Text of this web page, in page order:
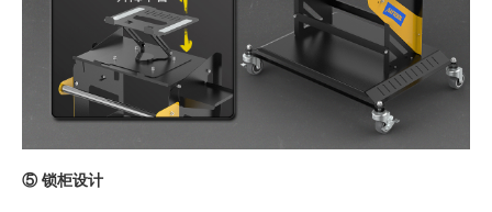
⑤ 锁柜设计